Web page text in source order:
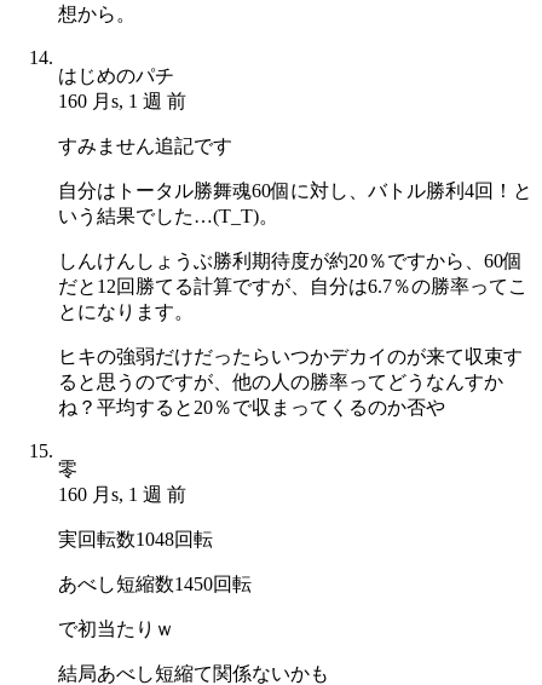
想から。
はじめのパチ
160 月s, 1 週 前
すみません追記です
自分はトータル勝舞魂60個に対し、バトル勝利4回！と
いう結果でした…(T_T)。
しんけんしょうぶ勝利期待度が約20％ですから、60個
だと12回勝てる計算ですが、自分は6.7％の勝率ってこ
とになります。
ヒキの強弱だけだったらいつかデカイのが来て収束す
ると思うのですが、他の人の勝率ってどうなんすか
ね？平均すると20％で収まってくるのか否や
零
160 月s, 1 週 前
実回転数1048回転
あべし短縮数1450回転
で初当たりｗ
結局あべし短縮て関係ないかも